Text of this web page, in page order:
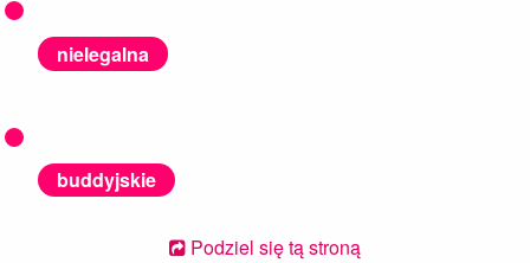
nielegalna
buddyjskie
Podziel się tą stroną